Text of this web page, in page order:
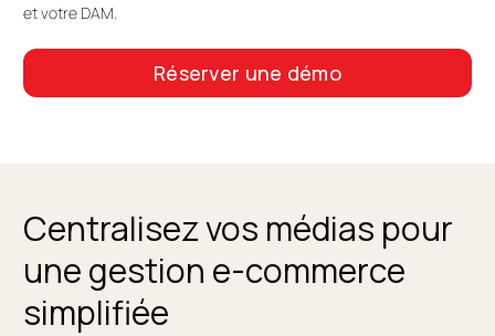
et votre DAM.
Réserver une démo
Centralisez vos médias pour
une gestion e-commerce
simplifiée